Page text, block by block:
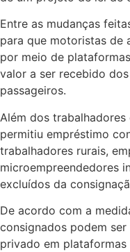
Entre as mudanças
para que motoristas de
por meio de
valor a ser recebido
passageiros.
Além dos
permitiu empréstimo
trabalhadores rurais,
microempreendedores
excluídos da
De acordo com a
consignados podem
privado em